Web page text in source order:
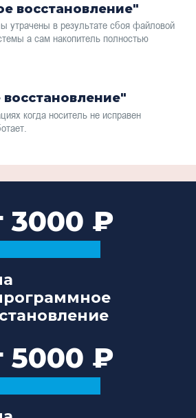
восстановление"
утрачены в результате сбоя файловой
а сам накопитель полностью
когда носитель не исправен
3000
5000